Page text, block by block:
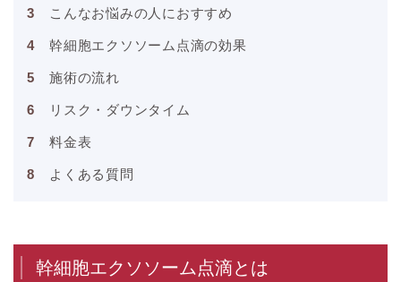
こんなお悩みの人におすすめ
幹細胞エクソソーム点滴の効果
施術の流れ
リスク・ダウンタイム
料金表
よくある質問
幹細胞エクソソーム点滴とは